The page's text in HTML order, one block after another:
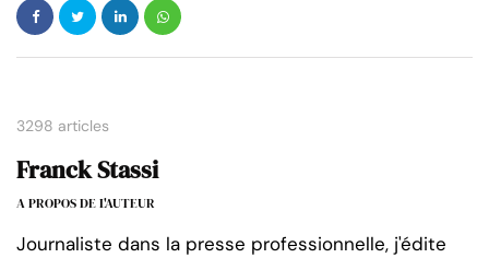
3298 articles
Franck Stassi
A PROPOS DE L'AUTEUR
Journaliste dans la presse professionnelle, j'édite